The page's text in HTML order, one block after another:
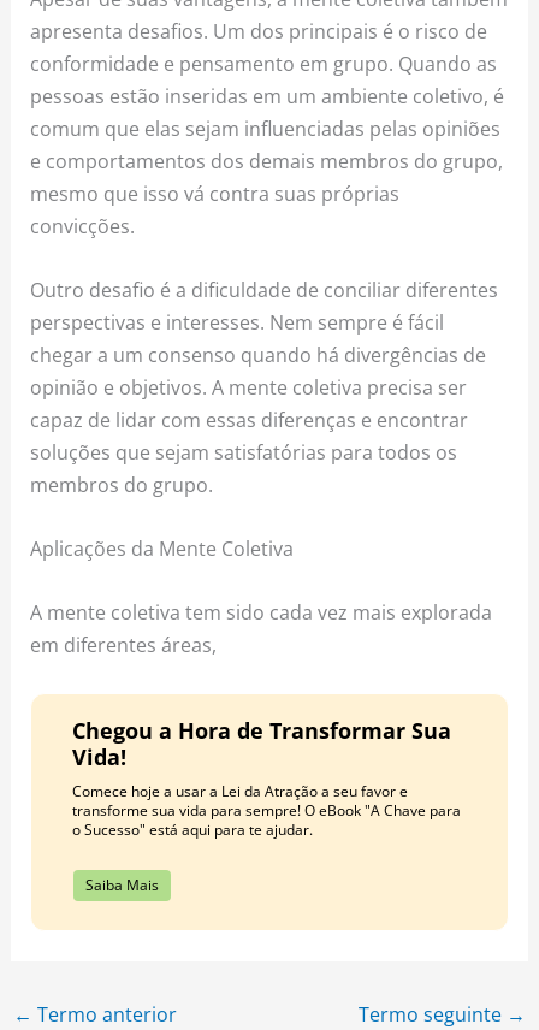
apresenta desafios. Um dos principais é o risco de
conformidade e pensamento em grupo. Quando as
pessoas estão inseridas em um ambiente coletivo, é
comum que elas sejam influenciadas pelas opiniões
e comportamentos dos demais membros do grupo,
mesmo que isso vá contra suas próprias
convicções.
Outro desafio é a dificuldade de conciliar diferentes
perspectivas e interesses. Nem sempre é fácil
chegar a um consenso quando há divergências de
opinião e objetivos. A mente coletiva precisa ser
capaz de lidar com essas diferenças e encontrar
soluções que sejam satisfatórias para todos os
membros do grupo.
Aplicações da Mente Coletiva
A mente coletiva tem sido cada vez mais explorada
em diferentes áreas,
Chegou a Hora de Transformar Sua
Vida!
Comece hoje a usar a Lei da Atração a seu favor e
transforme sua vida para sempre! O eBook "A Chave para
o Sucesso" está aqui para te ajudar.
Saiba Mais
← Termo anterior Termo seguinte →